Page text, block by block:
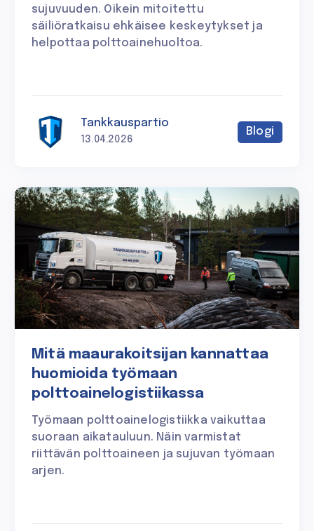
sujuvuuden. Oikein mitoitettu
säiliöratkaisu ehkäisee keskeytykset ja
helpottaa polttoainehuoltoa.
Tankkauspartio
13.04.2026
Blogi
Mitä maaurakoitsijan kannattaa
huomioida työmaan
polttoainelogistiikassa
Työmaan polttoainelogistiikka vaikuttaa
suoraan aikatauluun. Näin varmistat
riittävän polttoaineen ja sujuvan työmaan
arjen.